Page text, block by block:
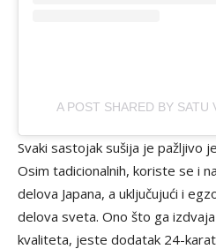
A POST SHARED BY SATU
Svaki sastojak sušija je pažljivo
Osim tadicionalnih, koriste se i
delova Japana, a uključujući i
delova sveta. Ono što ga
kvaliteta, jeste dodatak 24-